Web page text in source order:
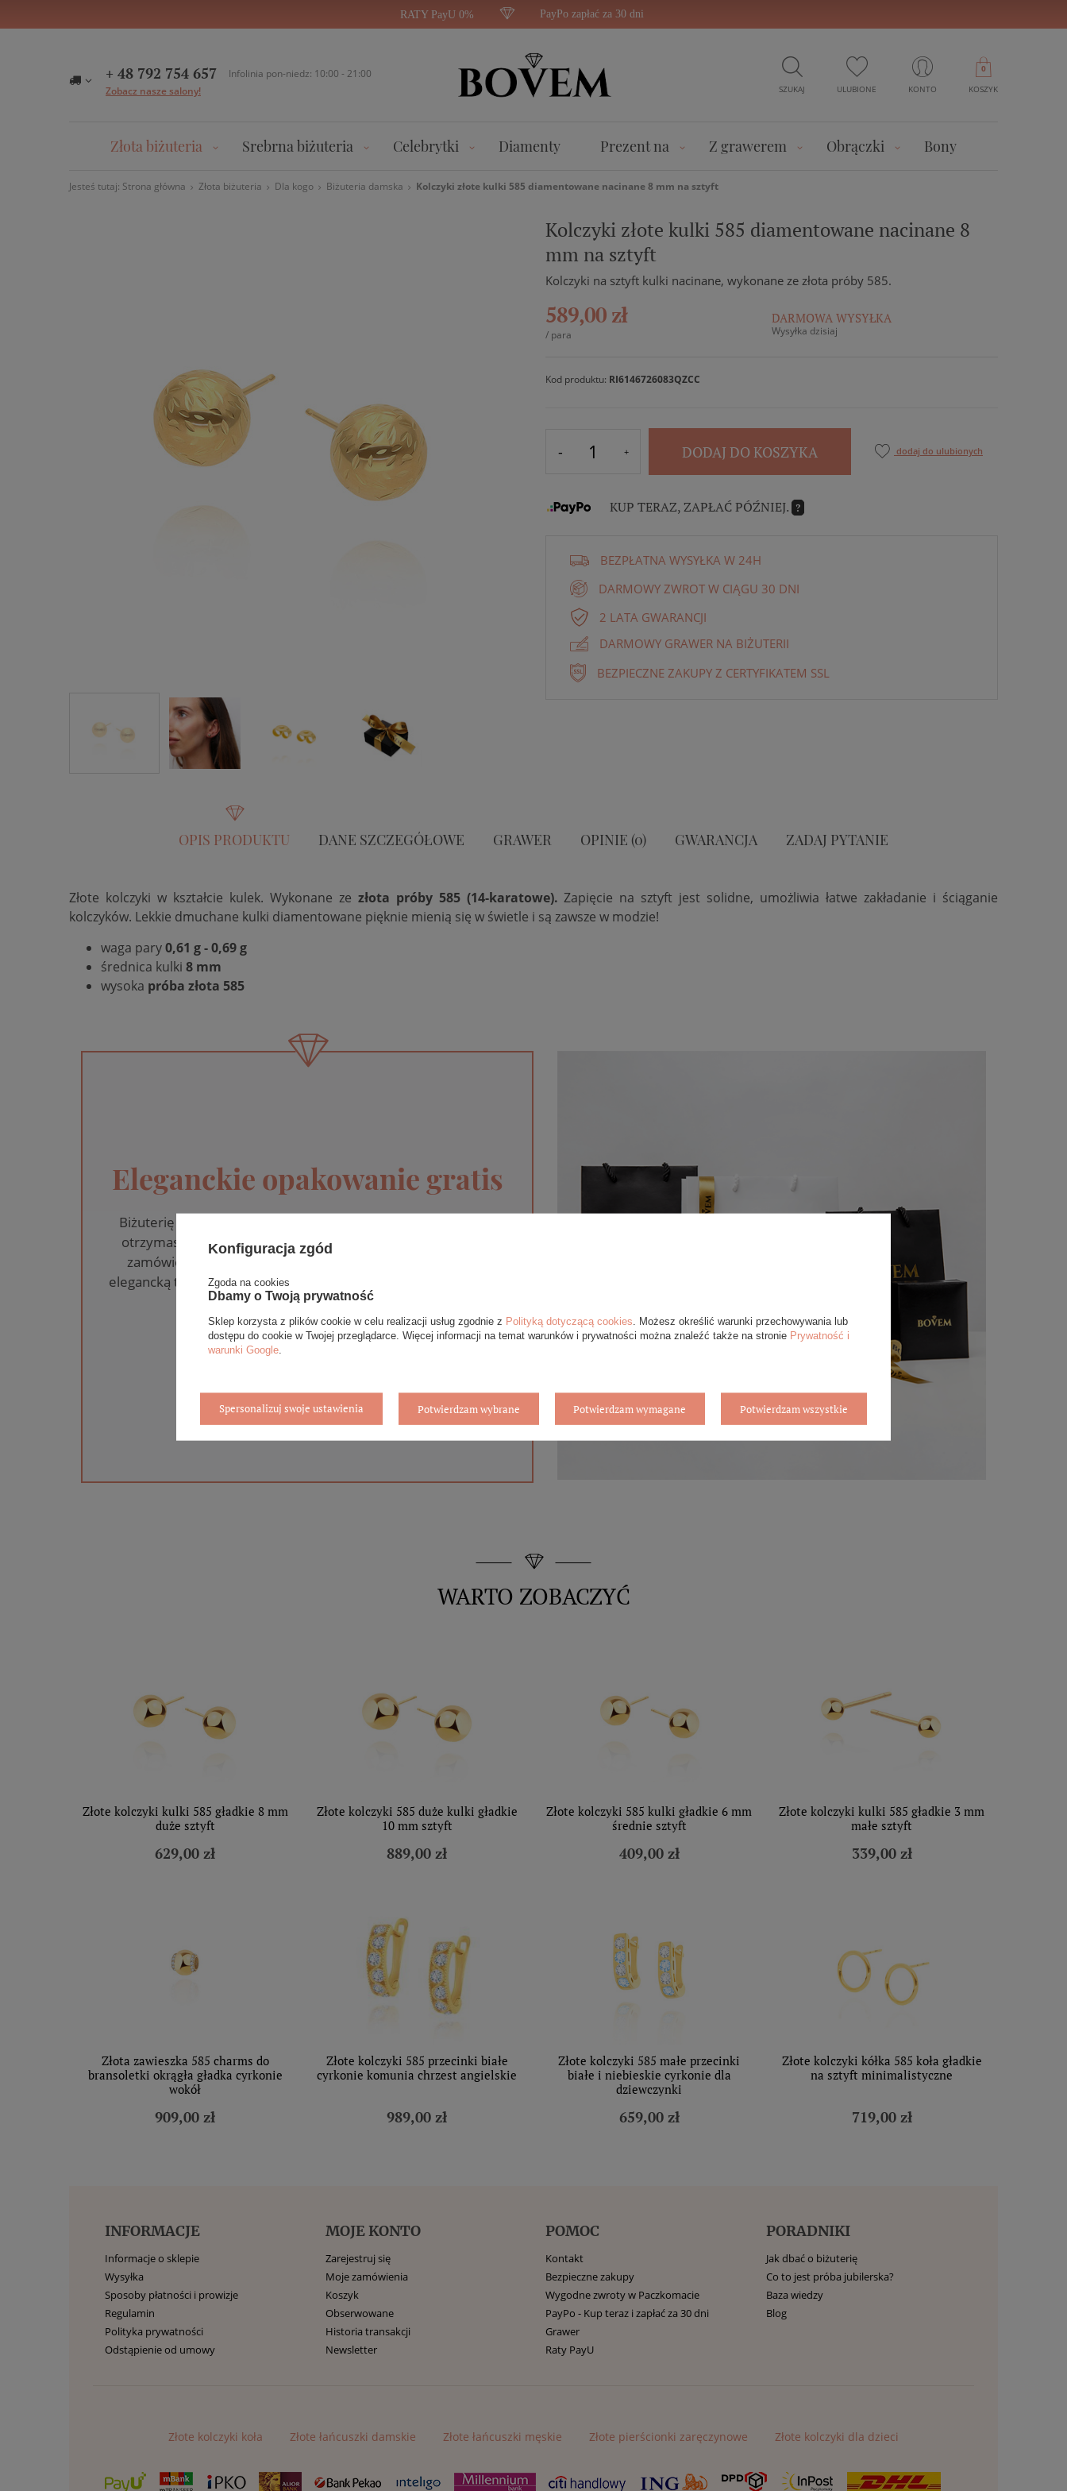
RATY PayU 0% PayPo zapłać za 30 dni
+ 48 792 754 657
Infolinia pon-niedz: 10:00 - 21:00
Zobacz nasze salony!
SZUKAJ ULUBIONE KONTO KOSZYK
0
Złota biżuteria Srebrna biżuteria Celebrytki Diamenty Prezent na Z grawerem Obrączki Bony
Jesteś tutaj: Strona główna Złota biżuteria Dla kogo Biżuteria damska Kolczyki złote kulki 585 diamentowane nacinane 8 mm na sztyft
Kolczyki złote kulki 585 diamentowane nacinane 8
mm na sztyft
Kolczyki na sztyft kulki nacinane, wykonane ze złota próby 585.
589,00 zł
/ para
DARMOWA WYSYŁKA
Wysyłka dzisiaj
Kod produktu: RI6146726083QZCC
DODAJ DO KOSZYKA dodaj do ulubionych
KUP TERAZ, ZAPŁAĆ PÓŹNIEJ. ?
BEZPŁATNA WYSYŁKA W 24H
DARMOWY ZWROT W CIĄGU 30 DNI
2 LATA GWARANCJI
DARMOWY GRAWER NA BIŻUTERII
BEZPIECZNE ZAKUPY Z CERTYFIKATEM SSL
OPIS PRODUKTU DANE SZCZEGÓŁOWE GRAWER OPINIE (0) GWARANCJA ZADAJ PYTANIE
Złote kolczyki w kształcie kulek. Wykonane ze złota próby 585 (14-karatowe). Zapięcie na sztyft jest solidne, umożliwia łatwe zakładanie i ściąganie
kolczyków. Lekkie dmuchane kulki diamentowane pięknie mienią się w świetle i są zawsze w modzie!
waga pary0,61 g - 0,69 g
średnica kulki 8 mm
wysoka próba złota 585
Eleganckie opakowanie gratis
Biżuterię i zegarki zakupione w sklepie internetowym BOVEM
otrzymasz jako gotowy do wręczenia upominek. Do każdego
zamówienia dołączamy pudełko ze skóry ekologicznej oraz
elegancką torebkę. Rozmiary i wzory mogą się różnić ze względu
na wybrany asortyment.
WYBIERZ PREZENT
WARTO ZOBACZYĆ
Złote kolczyki kulki 585 gładkie 8 mm
duże sztyft
629,00 zł
Złote kolczyki 585 duże kulki gładkie
10 mm sztyft
889,00 zł
Złote kolczyki 585 kulki gładkie 6 mm
średnie sztyft
409,00 zł
Złote kolczyki kulki 585 gładkie 3 mm
małe sztyft
339,00 zł
Złota zawieszka 585 charms do
bransoletki okrągła gładka cyrkonie
wokół
909,00 zł
Złote kolczyki 585 przecinki białe
cyrkonie komunia chrzest angielskie
989,00 zł
Złote kolczyki 585 małe przecinki
białe i niebieskie cyrkonie dla
dziewczynki
659,00 zł
Złote kolczyki kółka 585 koła gładkie
na sztyft minimalistyczne
719,00 zł
INFORMACJE
Informacje o sklepie
Wysyłka
Sposoby płatności i prowizje
Regulamin
Polityka prywatności
Odstąpienie od umowy
MOJE KONTO
Zarejestruj się
Moje zamówienia
Koszyk
Obserwowane
Historia transakcji
Newsletter
POMOC
Kontakt
Bezpieczne zakupy
Wygodne zwroty w Paczkomacie
PayPo - Kup teraz i zapłać za 30 dni
Grawer
Raty PayU
PORADNIKI
Jak dbać o biżuterię
Co to jest próba jubilerska?
Baza wiedzy
Blog
Złote kolczyki koła Złote łańcuszki damskie Złote łańcuszki męskie Złote pierścionki zaręczynowe Złote kolczyki dla dzieci
Konfiguracja zgód
Zgoda na cookies
Dbamy o Twoją prywatność
Sklep korzysta z plików cookie w celu realizacji usług zgodnie z Polityką dotyczącą cookies . Możesz określić warunki przechowywania lub
dostępu do cookie w Twojej przeglądarce. Więcej informacji na temat warunków i prywatności można znaleźć także na stronie Prywatność i
warunki Google
Spersonalizuj swoje ustawienia Potwierdzam wybrane Potwierdzam wymagane Potwierdzam wszystkie